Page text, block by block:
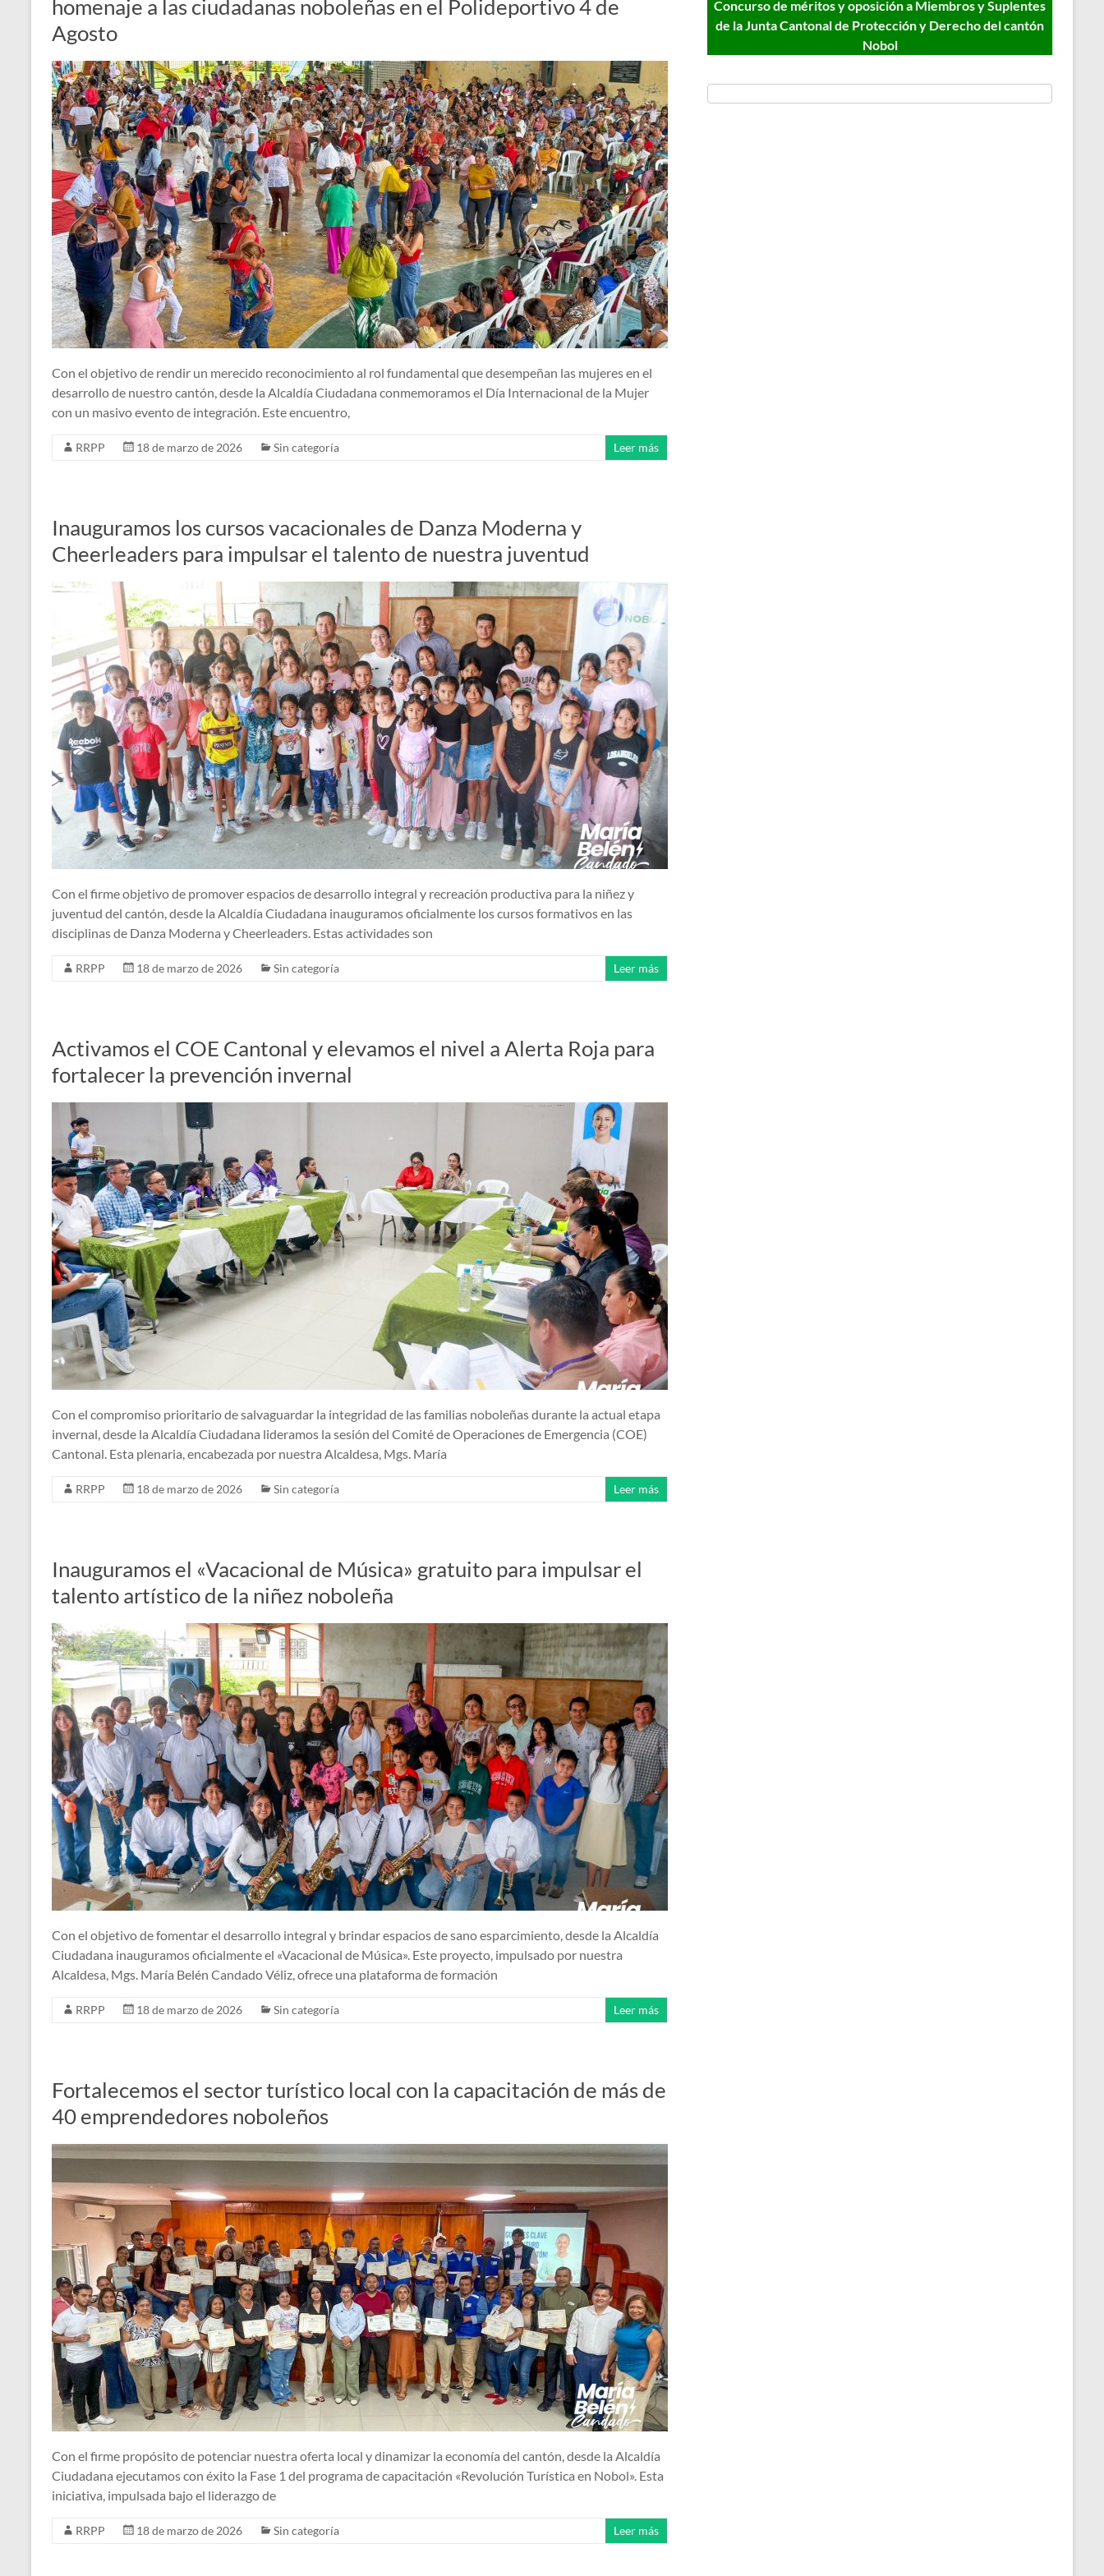
homenaje a las ciudadanas noboleñas en el Polideportivo 4 de
Agosto
Con el objetivo de rendir un merecido reconocimiento al rol fundamental que desempeñan las mujeres en el
desarrollo de nuestro cantón, desde la Alcaldía Ciudadana conmemoramos el Día Internacional de la Mujer
con un masivo evento de integración. Este encuentro,
RRPP 18 de marzo de 2026 Sin categoría Leer más
Inauguramos los cursos vacacionales de Danza Moderna y
Cheerleaders para impulsar el talento de nuestra juventud
Con el firme objetivo de promover espacios de desarrollo integral y recreación productiva para la niñez y
juventud del cantón, desde la Alcaldía Ciudadana inauguramos oficialmente los cursos formativos en las
disciplinas de Danza Moderna y Cheerleaders. Estas actividades son
RRPP 18 de marzo de 2026 Sin categoría Leer más
Activamos el COE Cantonal y elevamos el nivel a Alerta Roja para
fortalecer la prevención invernal
Con el compromiso prioritario de salvaguardar la integridad de las familias noboleñas durante la actual etapa
invernal, desde la Alcaldía Ciudadana lideramos la sesión del Comité de Operaciones de Emergencia (COE)
Cantonal. Esta plenaria, encabezada por nuestra Alcaldesa, Mgs. María
RRPP 18 de marzo de 2026 Sin categoría Leer más
Inauguramos el «Vacacional de Música» gratuito para impulsar el
talento artístico de la niñez noboleña
Con el objetivo de fomentar el desarrollo integral y brindar espacios de sano esparcimiento, desde la Alcaldía
Ciudadana inauguramos oficialmente el «Vacacional de Música». Este proyecto, impulsado por nuestra
Alcaldesa, Mgs. María Belén Candado Véliz, ofrece una plataforma de formación
RRPP 18 de marzo de 2026 Sin categoría Leer más
Fortalecemos el sector turístico local con la capacitación de más de
40 emprendedores noboleños
Con el firme propósito de potenciar nuestra oferta local y dinamizar la economía del cantón, desde la Alcaldía
Ciudadana ejecutamos con éxito la Fase 1 del programa de capacitación «Revolución Turística en Nobol». Esta
iniciativa, impulsada bajo el liderazgo de
RRPP 18 de marzo de 2026 Sin categoría Leer más
Concurso de méritos y oposición a Miembros y Suplentes
de la Junta Cantonal de Protección y Derecho del cantón
Nobol